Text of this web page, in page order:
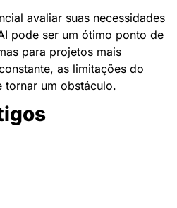
avaliar suas necessidades
pode ser um ótimo ponto de
para projetos mais
as limitações do
tornar um obstáculo.